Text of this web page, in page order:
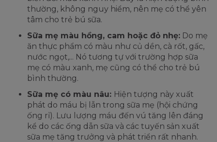
thường, không nguy hiểm, nên mẹ có thể yên
tâm cho trẻ bú sữa.
Sữa mẹ màu hồng, cam hoặc đỏ nhẹ: Do mẹ
ăn thực phẩm có màu như củ dền, cà rốt, gấc,
nước ngọt,... Nó tương tự với trường hợp sữa
mẹ có màu xanh, mẹ cũng có thể cho trẻ bú
bình thường.
Sữa mẹ có màu nâu: Hiện tượng này xuất
phát do máu bị lẫn trong sữa mẹ (hội chứng
ống rỉ). Lưu lượng máu đến vú tăng lên đáng
kể do các ống dẫn sữa và các tuyến sản xuất
sữa mẹ tăng trưởng và phát triển rất nhanh.